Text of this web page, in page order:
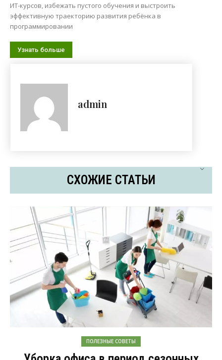
ИТ-курсов, избежать пустого обучения и выстроить
эффективную траекторию развития ребёнка в
программировании
Узнать больше
admin
СХОЖИЕ СТАТЬИ
ПОЛЕЗНЫЕ СОВЕТЫ